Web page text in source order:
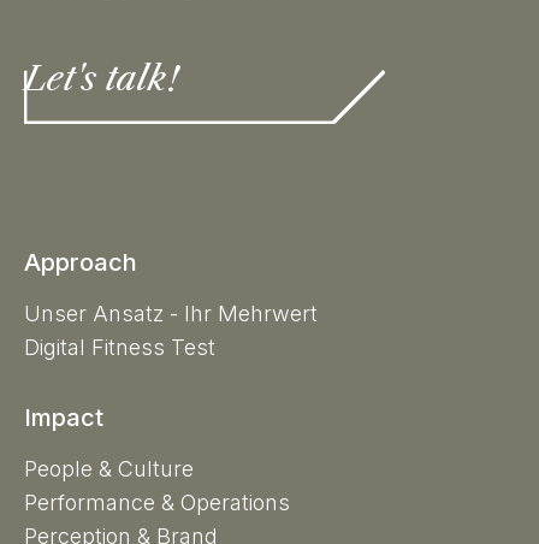
Let's talk!
Approach
Unser Ansatz - Ihr Mehrwert
Digital Fitness Test
Impact
People & Culture
Performance & Operations
Perception & Brand